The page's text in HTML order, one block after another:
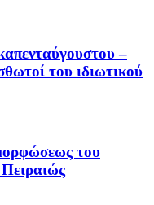
–
του ιδιωτικού
του